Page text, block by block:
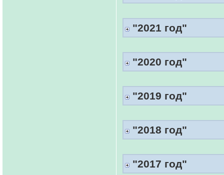
"2021 год"
"2020 год"
"2019 год"
"2018 год"
"2017 год"